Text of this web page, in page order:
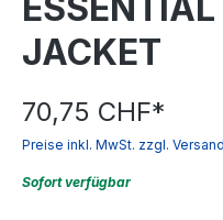
JACKET
70,75 CHF*
Preise inkl. MwSt. zzgl.
Sofort verfügbar